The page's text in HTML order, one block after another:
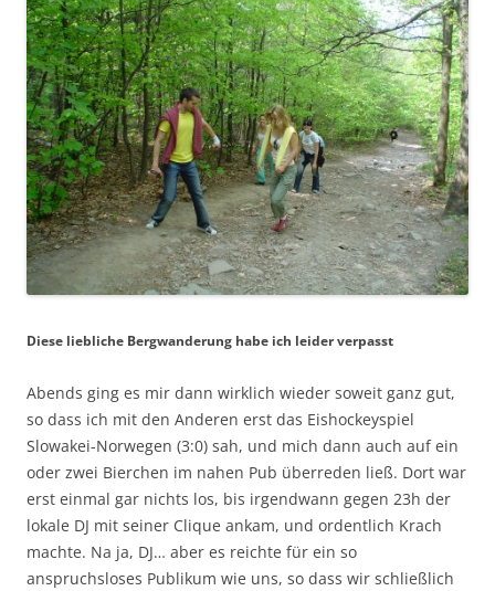
Diese liebliche Bergwanderung habe ich leider verpasst
Abends ging es mir dann wirklich wieder soweit ganz gut,
so dass ich mit den Anderen erst das Eishockeyspiel
Slowakei-Norwegen (3:0) sah, und mich dann auch auf ein
oder zwei Bierchen im nahen Pub überreden ließ. Dort war
erst einmal gar nichts los, bis irgendwann gegen 23h der
lokale DJ mit seiner Clique ankam, und ordentlich Krach
machte. Na ja, DJ… aber es reichte für ein so
anspruchsloses Publikum wie uns, so dass wir schließlich